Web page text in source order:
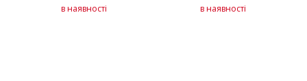
в наявності в наявності